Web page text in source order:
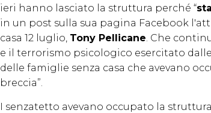
ieri hanno lasciato la struttura perché “
in un post sulla sua pagina Facebook
casa 12 luglio, Tony Pellicane. Che
e il terrorismo psicologico esercitato
delle famiglie senza casa che avevano
breccia”.
I senzatetto avevano occupato la